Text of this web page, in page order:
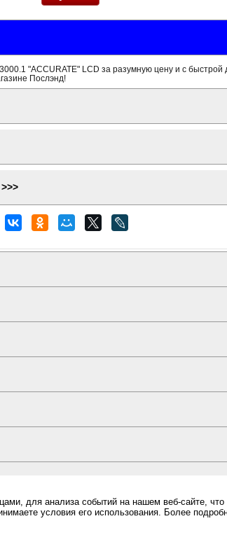
для анализа событий на нашем веб-сайте, что
условия его использования. Более
"ACCURATE" LCD за разумную цену и с быстрой
Послэнд!
оборудования для автоматизации общепита и торговли,
права защищены, ООО "ПОСЛЭНД" © 2008-2026.